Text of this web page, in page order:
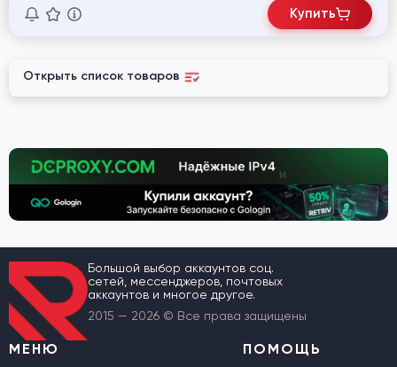
Купить
Открыть список товаров
Большой выбор аккаунтов соц.
сетей, мессенджеров, почтовых
аккаунтов и многое другое.
2015 — 2026 © Все права защищены
МЕНЮ ПОМОЩЬ